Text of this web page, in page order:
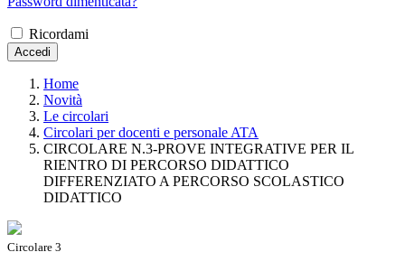
Ricordami
Accedi
Home
Novità
Le circolari
Circolari per docenti e personale ATA
CIRCOLARE N.3-PROVE INTEGRATIVE PER IL
RIENTRO DI PERCORSO DIDATTICO
DIFFERENZIATO A PERCORSO SCOLASTICO
DIDATTICO
Circolare 3